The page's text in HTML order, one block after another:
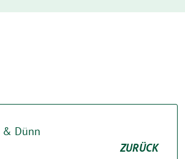
& Dünn
ZURÜCK